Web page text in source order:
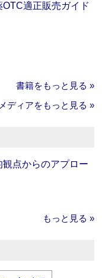
OTC適正販売ガイド
書籍をもっと見る »
ディアをもっと見る »
点からのアプロー
もっと見る »